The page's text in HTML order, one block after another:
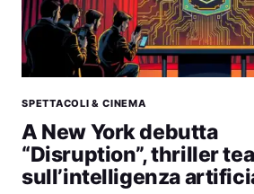
SPETTACOLI & CINEMA
A New York debutta
“Disruption”, thriller
sull’intelligenza